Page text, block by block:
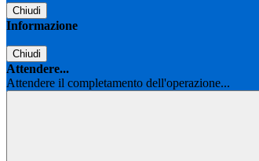
Chiudi
Informazione
Chiudi
Attendere...
Attendere il completamento dell'operazione...